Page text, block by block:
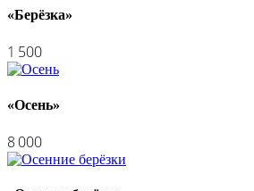
«Берёзка»
1 500
«Осень»
8 000